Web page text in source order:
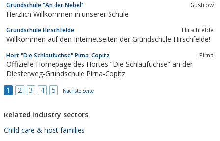
Grundschule "An der Nebel" Güstrow
Herzlich Willkommen in unserer Schule
Grundschule Hirschfelde Hirschfelde
Willkommen auf den Internetseiten der Grundschule Hirschfelde!
Hort "Die Schlaufüchse" Pirna-Copitz Pirna
Offizielle Homepage des Hortes "Die Schlaufüchse" an der
Diesterweg-Grundschule Pirna-Copitz
1
2 3 4 5 Nächste Seite
Related industry sectors
Child care & host families